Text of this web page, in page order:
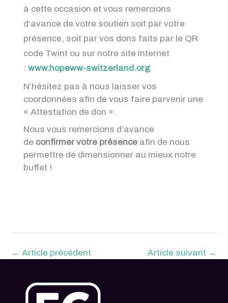
à cette occasion et vous remercions
d’avance de votre soutien soit par votre
présence, soit par vos dons faits par le QR
code Twint ou sur notre site Internet
: www.hopeww-switzerland.org
N’hésitez pas à nous laisser vos
coordonnées afin de vous faire parvenir une
« Attestation de don ».
Nous vous remercions d’avance
de confirmer votre présence afin de nous
permettre de dimensionner au mieux notre
buffet !
← Article précédent Article suivant →